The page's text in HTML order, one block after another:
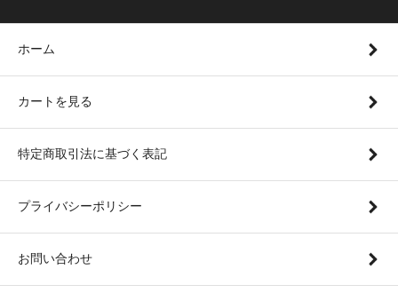
ホーム
カートを見る
特定商取引法に基づく表記
プライバシーポリシー
お問い合わせ